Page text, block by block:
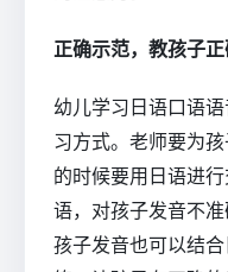
正确示范，教孩子
幼儿学习日语口语
习方式。老师要为
的时候要用日语进
语，对孩子发音不
孩子发音也可以结